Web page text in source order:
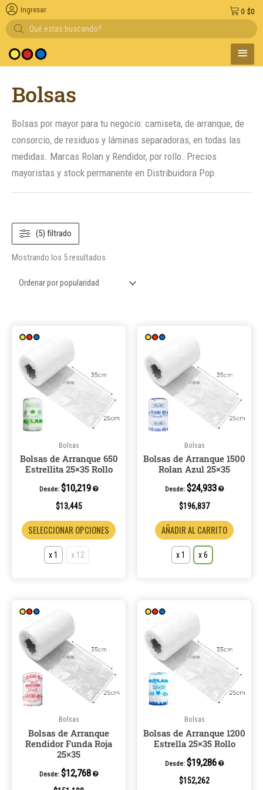
Búsqueda
de
productos
de pago
$0
0
Ingresar
MENÚ
Bolsas
Bolsas por mayor para tu negocio: camiseta, de arranque, de
consorcio, de residuos y láminas separadoras, en todas las
medidas. Marcas Rolan y Rendidor, por rollo. Precios
mayoristas y stock permanente en Distribuidora Pop.
(5) filtrado
Mostrando los 5 resultados
Bolsas
Bolsas de Arranque 650
Estrellita 25×35 Rollo
Desde: $10,219
$13,445
SELECCIONAR OPCIONES
Las
opciones
elegir
producto
x 1 x 12
Bolsas
Bolsas de Arranque 1500
Rolan Azul 25×35
Desde: $24,933
$196,837
AÑADIR AL CARRITO
Las
elegir
x 1 x 6
Bolsas
Bolsas de Arranque
Rendidor Funda Roja
25×35
Desde: $12,768
variantes.
Las
opciones
elegir
en
Bolsas
Bolsas de Arranque 1200
Estrella 25×35 Rollo
Desde: $19,286
$152,262
Las
elegir
en